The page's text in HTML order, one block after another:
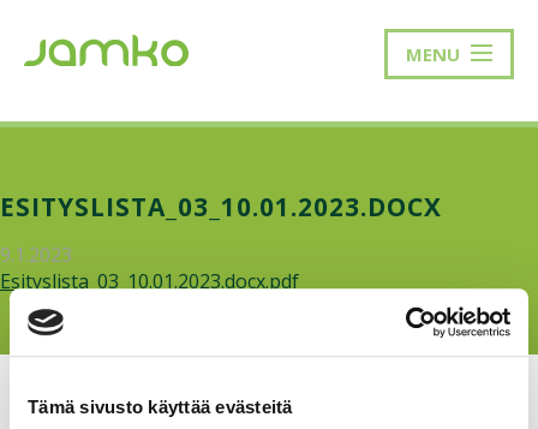
Tämä sivusto käyttää evästeitä
MENU
ESITYSLISTA_03_10.01.2023.DOCX
9.1.2023
Esityslista_03_10.01.2023.docx.pdf